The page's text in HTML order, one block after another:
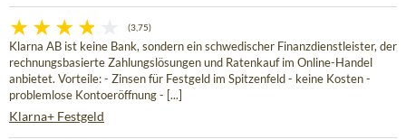
(3,75)
Klarna AB ist keine Bank, sondern ein schwedischer Finanzdienstleister, der
rechnungsbasierte Zahlungslösungen und Ratenkauf im Online-Handel
anbietet. Vorteile: - Zinsen für Festgeld im Spitzenfeld - keine Kosten -
problemlose Kontoeröffnung - [...]
Klarna+ Festgeld